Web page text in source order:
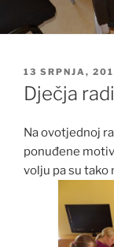
OBJAVLJENO
13 SRPNJA,
Dječja
Na ovotjednoj
ponuđene
volju pa su tako